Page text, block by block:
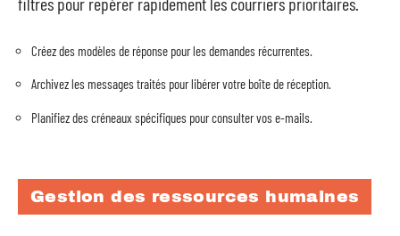
Créez des modèles de réponse pour les demandes récurrentes.
Archivez les messages traités pour libérer votre boîte de réception.
Planifiez des créneaux spécifiques pour consulter vos e-mails.
Gestion des ressources humaines